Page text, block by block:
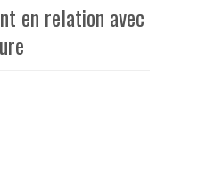
en relation avec